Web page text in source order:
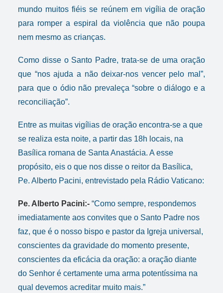
mundo muitos fiéis se reúnem em vigília de oração
para romper a espiral da violência que não poupa
nem mesmo as crianças.
Como disse o Santo Padre, trata-se de uma oração
que “nos ajuda a não deixar-nos vencer pelo mal”,
para que o ódio não prevaleça “sobre o diálogo e a
reconciliação”.
Entre as muitas vigílias de oração encontra-se a que
se realiza esta noite, a partir das 18h locais, na
Basílica romana de Santa Anastácia. A esse
propósito, eis o que nos disse o reitor da Basílica,
Pe. Alberto Pacini, entrevistado pela Rádio Vaticano:
Pe. Alberto Pacini:- “Como sempre, respondemos
imediatamente aos convites que o Santo Padre nos
faz, que é o nosso bispo e pastor da Igreja universal,
conscientes da gravidade do momento presente,
conscientes da eficácia da oração: a oração diante
do Senhor é certamente uma arma potentíssima na
qual devemos acreditar muito mais.”